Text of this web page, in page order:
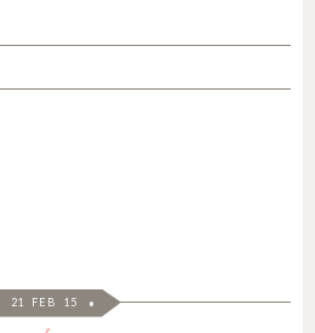
21 FEB 15